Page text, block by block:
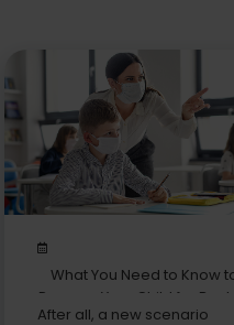
What You Need to Know
Prepare Your Child for
School
After all, a new scenario